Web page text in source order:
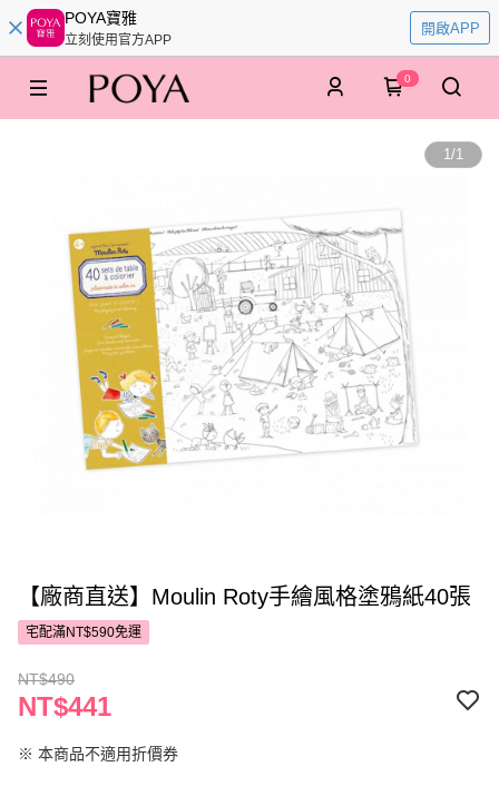
POYA寶雅
立刻使用官方APP
開啟APP
0
1/1
【廠商直送】Moulin Roty手繪風格塗鴉紙40張
宅配滿NT$590免運
NT$490
NT$441
※ 本商品不適用折價券